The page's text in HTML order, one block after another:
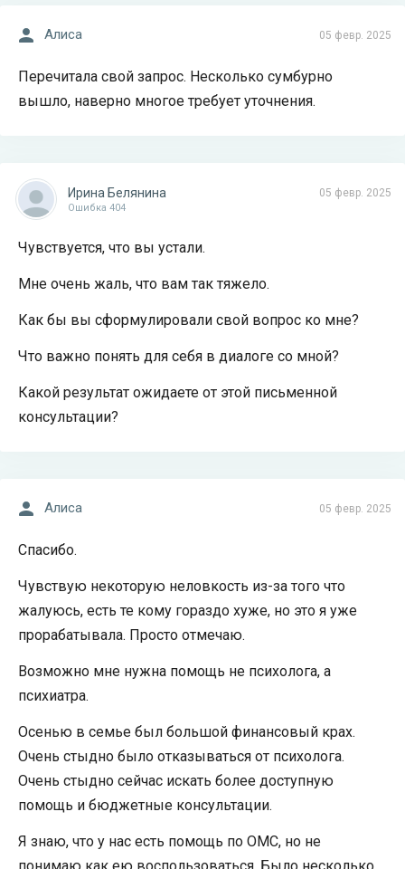
05 февр. 2025
Алиса
Перечитала свой запрос. Несколько сумбурно
вышло, наверно многое требует уточнения.
05 февр. 2025
Ирина Белянина
Ошибка 404
Чувствуется, что вы устали.
Мне очень жаль, что вам так тяжело.
Как бы вы сформулировали свой вопрос ко мне?
Что важно понять для себя в диалоге со мной?
Какой результат ожидаете от этой письменной
консультации?
05 февр. 2025
Алиса
Спасибо.
Чувствую некоторую неловкость из-за того что
жалуюсь, есть те кому гораздо хуже, но это я уже
прорабатывала. Просто отмечаю.
Возможно мне нужна помощь не психолога, а
психиатра.
Осенью в семье был большой финансовый крах.
Очень стыдно было отказываться от психолога.
Очень стыдно сейчас искать более доступную
помощь и бюджетные консультации.
Я знаю, что у нас есть помощь по ОМС, но не